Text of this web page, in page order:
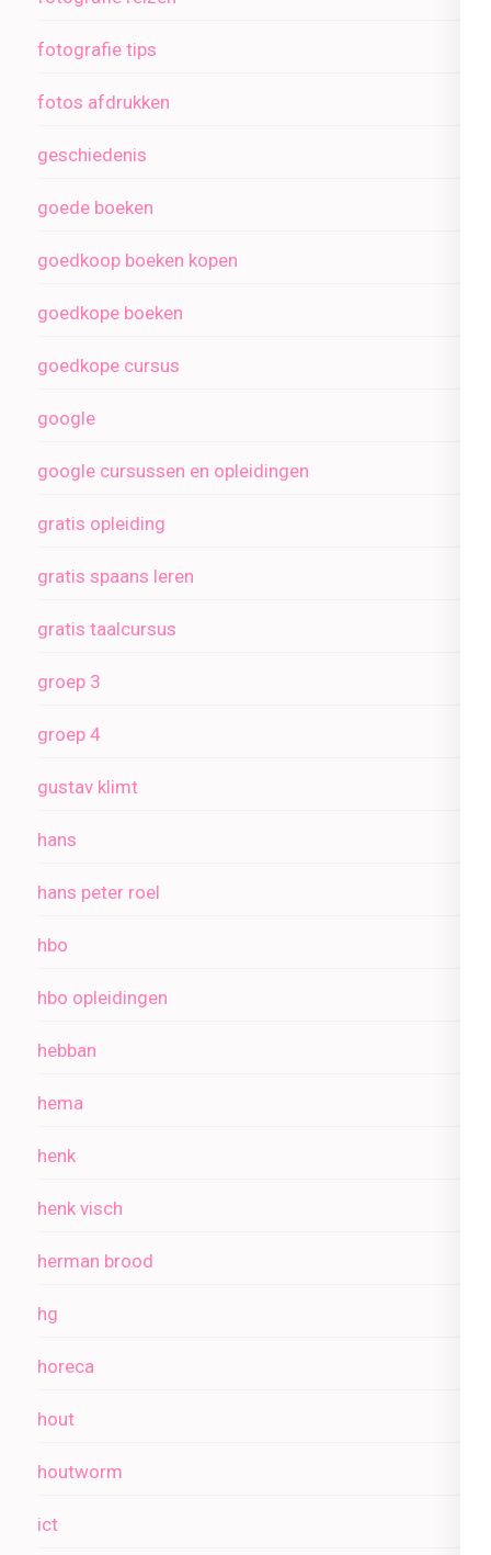
fotografie tips
fotos afdrukken
geschiedenis
goede boeken
goedkoop boeken kopen
goedkope boeken
goedkope cursus
google
google cursussen en opleidingen
gratis opleiding
gratis spaans leren
gratis taalcursus
groep 3
groep 4
gustav klimt
hans
hans peter roel
hbo
hbo opleidingen
hebban
hema
henk
henk visch
herman brood
hg
horeca
hout
houtworm
ict